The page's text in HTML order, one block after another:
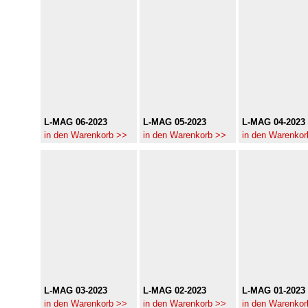
L-MAG 06-2023
in den Warenkorb >>
L-MAG 05-2023
in den Warenkorb >>
L-MAG 04-2023
in den
L-MAG 03-2023
in den Warenkorb >>
L-MAG 02-2023
in den Warenkorb >>
L-MAG 01-2023
in den